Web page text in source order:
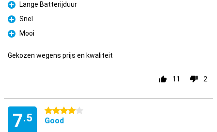
Pro
Lange Batterijduur
Pro
Snel
Pro
Mooi
Gekozen wegens prijs en kwaliteit
11 2
7.5
4 stars
Good